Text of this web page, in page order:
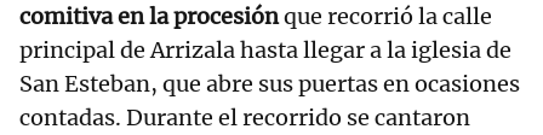
comitiva en la procesiónque recorrió la calle
principal de Arrizala hasta llegar a la iglesia de
San Esteban, que abre sus puertas en ocasiones
contadas. Durante el recorrido se cantaron